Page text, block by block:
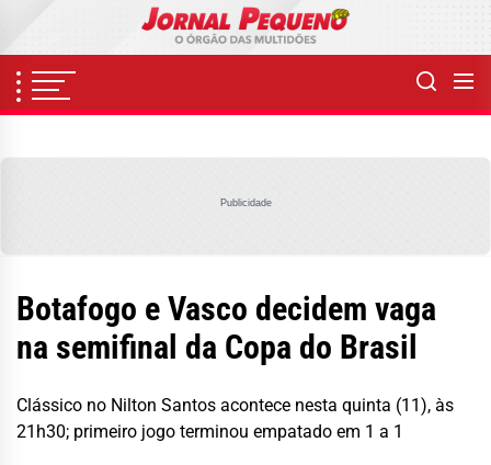
content
Publicidade
Botafogo e Vasco decidem vaga
na semifinal da Copa do Brasil
Clássico no Nilton Santos acontece nesta quinta (11), às
21h30; primeiro jogo terminou empatado em 1 a 1